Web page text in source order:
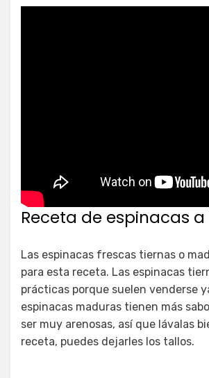
Receta de espinacas
Las espinacas frescas tiernas o
para esta receta. Las espinacas
prácticas porque suelen venderse
espinacas maduras tienen más
ser muy arenosas, así que lávalas
receta, puedes dejarles los tallos.